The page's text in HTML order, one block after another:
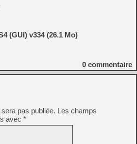
(GUI) v334 (26.1 Mo)
0 commentaire
pas publiée. Les champs
avec *